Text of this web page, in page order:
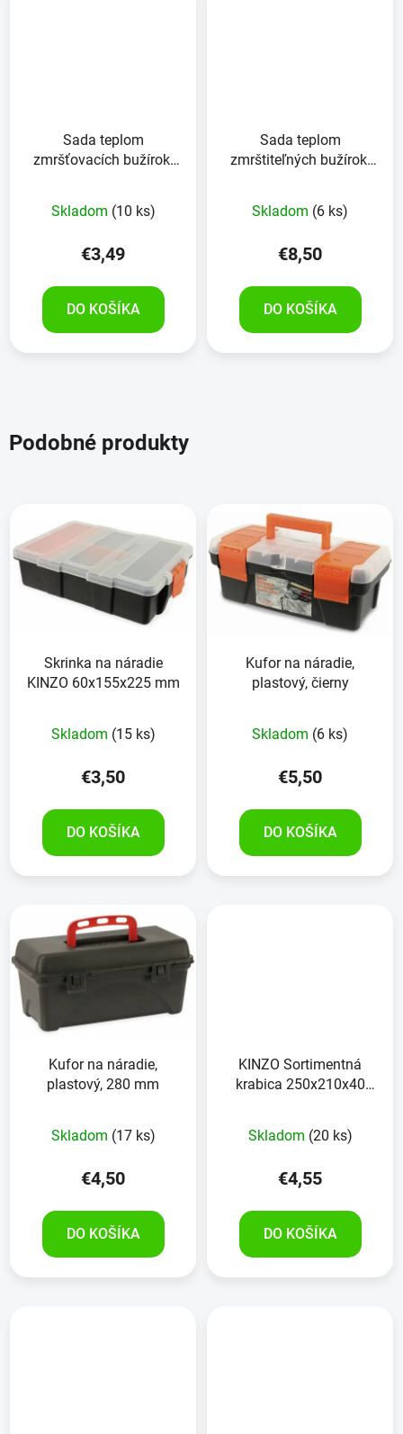
Sada teplom
zmršťovacích bužírok,
Skladom (10 ks)
€3,49
DO KOŠÍKA
Sada teplom
zmrštiteľných bužírok,
zmrštenia 3:1,
Skladom (6 ks)
€8,50
DO KOŠÍKA
Podobné produkty
Skrinka na náradie
KINZO 60x155x225 mm
Skladom (15 ks)
€3,50
DO KOŠÍKA
Kufor na náradie,
plastový, čierny
Skladom (6 ks)
€5,50
DO KOŠÍKA
Kufor na náradie,
plastový, 280 mm
Skladom (17 ks)
€4,50
DO KOŠÍKA
KINZO Sortimentná
krabica 250x210x40
Skladom (20 ks)
€4,55
DO KOŠÍKA